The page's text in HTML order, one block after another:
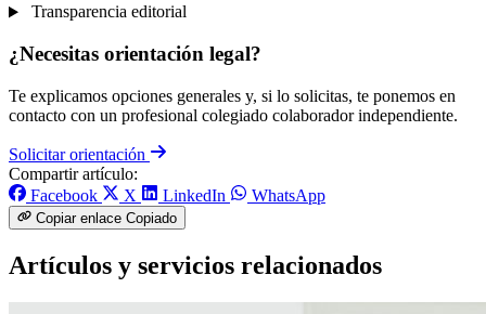
Transparencia editorial
¿Necesitas orientación legal?
Te explicamos opciones generales y, si lo solicitas, te ponemos en
contacto con un profesional colegiado colaborador independiente.
Solicitar orientación
Compartir artículo:
Facebook
X LinkedIn WhatsApp
Copiar enlace Copiado
Artículos y servicios relacionados